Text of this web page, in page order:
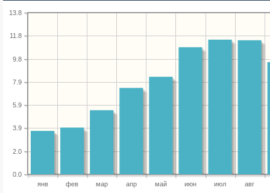
янв фев мар апр май июн июл авг
0.0
2.0
3.9
5.9
7.9
9.8
11.8
13.8